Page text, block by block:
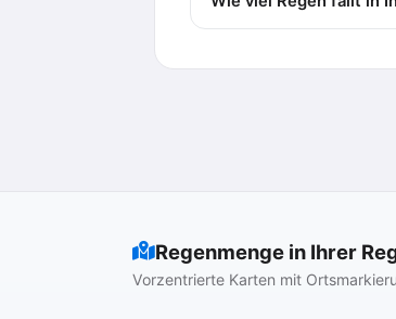
Regenmenge in Ihrer
Vorzentrierte Karten mit